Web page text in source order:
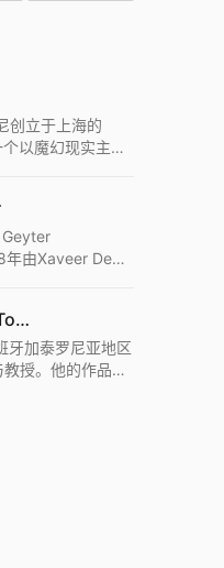
创立于上海的
以魔幻现实主
基础，以上海性
原点，以建筑为
和社会学进步。
Architizer
Special
Firm，2020 IF
由Xaveer De
专业团队和国际
斯·凡·德罗奖、
项。XDGA主张
托尼·希罗内斯｜Toni Gironès
牙加泰罗尼亚地区
授。他的作品深